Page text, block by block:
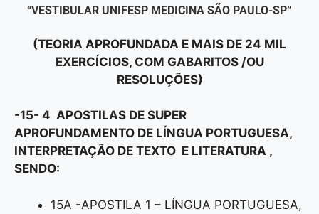
“VESTIBULAR UNIFESP MEDICINA SÃO PAULO-SP”
(TEORIA APROFUNDADA E MAIS DE 24 MIL
EXERCÍCIOS, COM GABARITOS /OU
RESOLUÇÕES)
-15- 4 APOSTILAS DE SUPER
APROFUNDAMENTO DE LÍNGUA PORTUGUESA,
INTERPRETAÇÃO DE TEXTO E LITERATURA ,
SENDO:
15A -APOSTILA 1 – LÍNGUA PORTUGUESA,